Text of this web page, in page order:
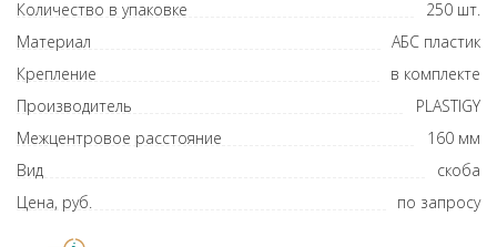
Количество в упаковке
250 шт.
Материал
АБС пластик
Крепление
в комплекте
Производитель
PLASTIGY
Межцентровое расстояние
160 мм
Вид
скоба
Цена, руб.
по запросу